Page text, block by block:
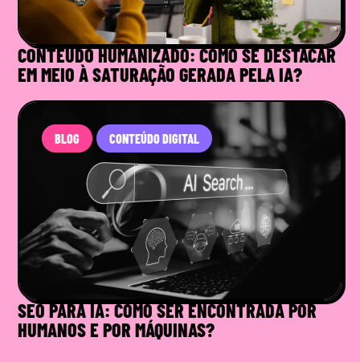
CONTEÚDO HUMANIZADO: COMO SE DESTACAR
EM MEIO À SATURAÇÃO GERADA PELA IA?
BLOG CONTEÚDO DIGITAL
SEO PARA IA: COMO SER ENCONTRADA POR
HUMANOS E POR MÁQUINAS?